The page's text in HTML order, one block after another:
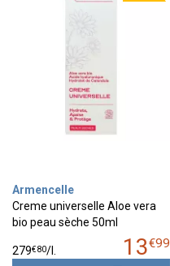
Armencelle
Creme universelle Aloe vera
bio peau sèche 50ml
13€99
279€80/